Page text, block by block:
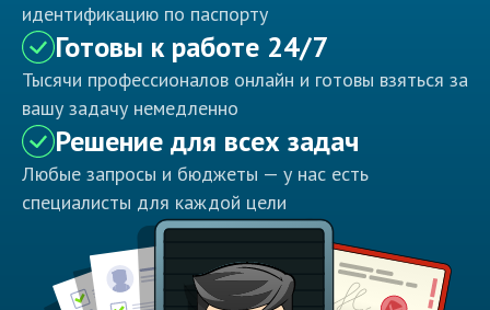
идентификацию по паспорту
Готовы к работе 24/7
Тысячи профессионалов онлайн и готовы взяться за
вашу задачу немедленно
Решение для всех задач
Любые запросы и бюджеты — у нас есть
специалисты для каждой цели